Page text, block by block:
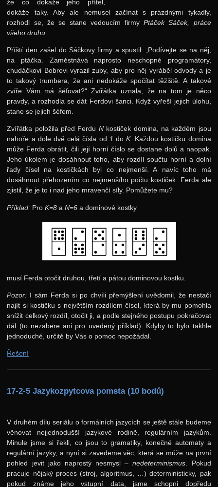
že co dokáže jeho přítel,
dokáže taky. Aby ale nemusel začínat s prázdnými tykadly,
rozhodl se, že se stane vedoucím firmyPtáček Sáček, práce
všeho druhu
Příští den zašel do Sáčkovy firmy a spustil: „Podívejte se na něj,
na ptáčka. Zaměstnává naprosto neschopné programátory,
chudáčkovi Bobrovi vyrazil zuby, aby pro něj vyráběl odvody a je
to takový trumbera, že ani nedokáže spočítat těžiště. A takové
zvíře Vám má šéfovat?“ Zvířátka uznala, že na tom je něco
pravdy, a rozhodla se dát Ferdovi šanci. Když vyřeší jejich úlohu,
stane se jejich šéfem.
Zvířátka položila před Ferdu Nkostiček domina, na každém jsou
nahoře a dole dvě celá čísla od 1 doK. Každou kostičku domina
může Ferda obrátit, čili její horní číslo se dostane dolů a naopak.
Jeho úkolem je dosáhnout toho, aby rozdíl součtu horní a dolní
řady čísel na kostičkách byl co nejmenší. A navíc toho má
dosáhnout přehozením co nejmenšího počtu kostiček. Ferda ale
zjistil, že je to i nad jeho mravenčí síly. Pomůžete mu?
Příklad: ProK=8 aN=6 a dominové kostky
musí Ferda otočit druhou, třetí a pátou dominovou kostku.
Pozor: I sám Ferda si po chvíli přemýšlení uvědomil, že nestačí
najít si kostičku s největším rozdílem čísel, která by mu pomohla
snížit celkový rozdíl, otočit ji, a podle stejného postupu pokračovat
dál (to nezabere ani pro uvedený příklad). Kdyby to bylo takhle
jednoduché, určitě by Vás o pomoc nepožádal.
Řešení
17-2-5 Jazykozpytcova pomsta (10 bodů)
V druhém dílu seriálu o formálních jazycích se ještě stále budeme
věnovat nejjednodušší jazykové rodině, regulárním jazykům.
Minule jsme si řekli, co jsou to gramatiky, konečné automaty a
regulární jazyky, a nyní si zavedeme věc, která se může na první
pohled jevit jako naprostý nesmysl –nedeterminismus . Pokud
pracuje nějaký proces (stroj, algoritmus, …) deterministicky, pak
pokud známe jeho vstupní data, jsme schopni dopředu